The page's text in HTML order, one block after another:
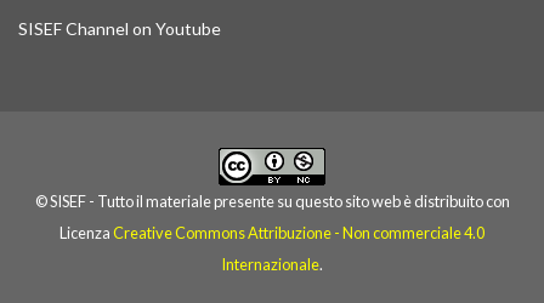
SISEF Channel on Youtube
© SISEF - Tutto il materiale presente su questo sito web è distribuito con
Licenza Creative Commons Attribuzione - Non commerciale 4.0
Internazionale.